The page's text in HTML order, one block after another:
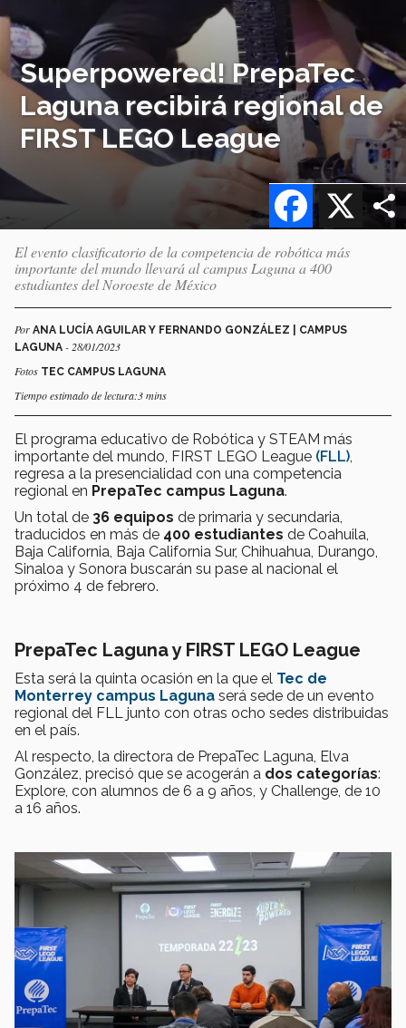
Superpowered! PrepaTec
Laguna recibirá regional de
FIRST LEGO League
X
Facebook
El evento clasificatorio de la competencia de robótica más
importante del mundo llevará al campus Laguna a 400
estudiantes del Noroeste de México
Por ANA LUCÍA AGUILAR Y FERNANDO GONZÁLEZ | CAMPUS
LAGUNA - 28/01/2023
Fotos TEC CAMPUS LAGUNA
Tiempo estimado de lectura:3 mins
El programa educativo de Robótica y STEAM más
importante del mundo, FIRST LEGO League (FLL)
regresa a la presencialidad con una competencia
regional en PrepaTec campus Laguna.
Un total de 36 equipos de primaria y secundaria,
traducidos en más de 400 estudiantes de Coahuila,
Baja California, Baja California Sur, Chihuahua, Durango,
Sinaloa y Sonora buscarán su pase al nacional el
próximo 4 de febrero.
PrepaTec Laguna y FIRST LEGO League
Esta será la quinta ocasión en la que el Tec de
Monterrey campus Laguna será sede de un evento
regional del FLL junto con otras ocho sedes distribuidas
en el país.
Al respecto, la directora de PrepaTec Laguna, Elva
González, precisó que se acogerán a dos categorías:
Explore, con alumnos de 6 a 9 años, y Challenge, de 10
a 16 años.